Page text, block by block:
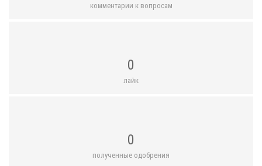
комментарии к вопросам
0
лайк
0
полученные одобрения